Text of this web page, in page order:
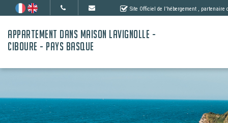
Site Officiel de l'hébergement , partenaire
APPARTEMENT DANS MAISON LAVIGNOLLE -
CIBOURE - PAYS BASQUE